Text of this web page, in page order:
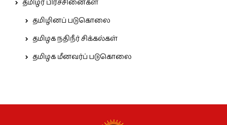
தமிழர் பிரச்சினைகள்
தமிழினப் படுகொலை
தமிழக நதிநீர் சிக்கல்கள்
தமிழக மீனவர்ப் படுகொலை